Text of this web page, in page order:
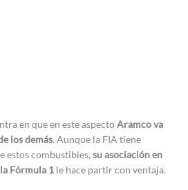
en que en este aspectoAramco va
los demás. Aunque la FIA tiene
estos combustibles, su asociación en
Fórmula 1 le hace partir con ventaja.